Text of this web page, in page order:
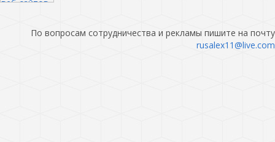
По вопросам сотрудничества и рекламы пишите на почту
rusalex11@live.com